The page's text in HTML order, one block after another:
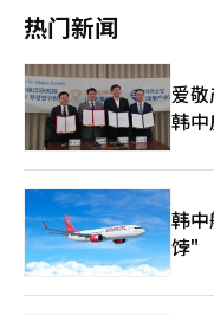
进行全面管理。”※ 本报
在韩国，占99%的中小企
最大的客户就是公共机构
域中，承担着为国民提供
市场中，却往往处于对
机构因行政便利主义或审
的企业，才能勉强获得交易资格。 在第三者的
存在的“影子监管”并不
的悬崖。他们在现场呼
线公共机构的自我指引和
府高呼监管改革，如果一
也会随之蒸发。 幸运的是，积极的变化之风正在吹来。为了不让
不合理和不公正的监管扼
力量正在集中于拯救作为
热门新闻
爱
韩
韩
饽"